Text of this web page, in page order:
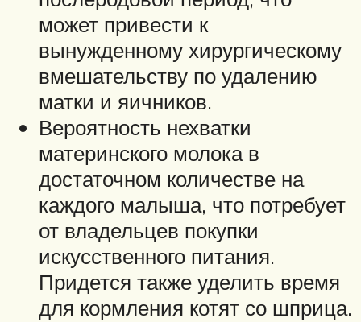
может привести к
вынужденному хирургическому
вмешательству по удалению
матки и яичников.
Вероятность нехватки
материнского молока в
достаточном количестве на
каждого малыша, что потребует
от владельцев покупки
искусственного питания.
Придется также уделить время
для кормления котят со шприца.